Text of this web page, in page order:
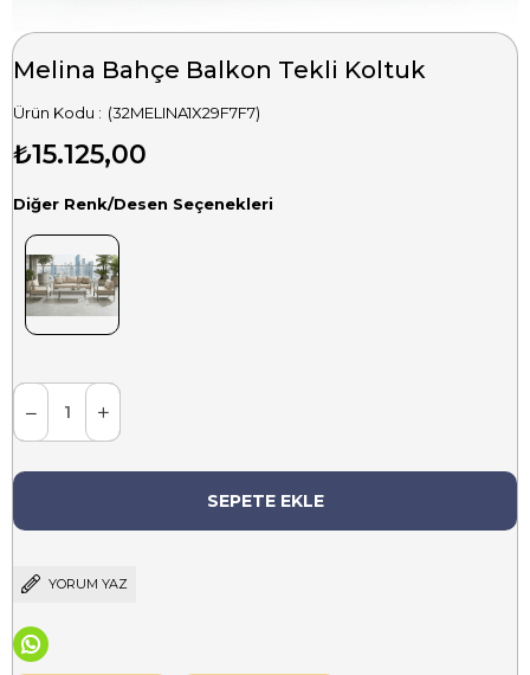
Melina Bahçe Balkon Tekli Koltuk
(32MELINA1X29F7F7)
₺15.125,00
Diğer Renk/Desen Seçenekleri
YORUM YAZ